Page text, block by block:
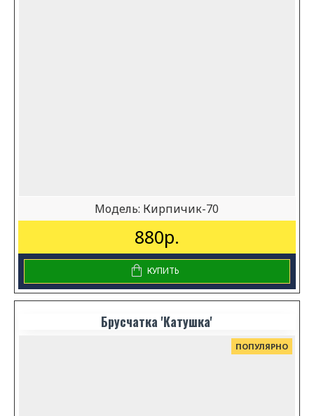
Модель: Кирпичик-70
880р.
КУПИТЬ
Брусчатка 'Катушка'
ПОПУЛЯРНО